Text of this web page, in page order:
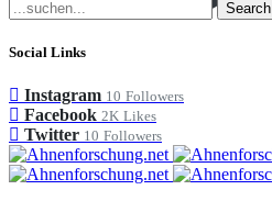
Search
Social Links
Instagram 10 Followers
Facebook 2K Likes
Twitter 10 Followers